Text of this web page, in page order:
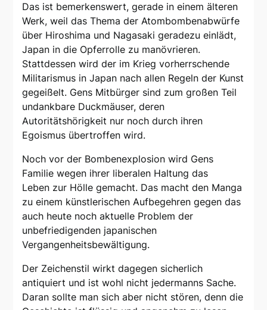
Das ist bemerkenswert, gerade in einem älteren
Werk, weil das Thema der Atombombenabwürfe
über Hiroshima und Nagasaki geradezu einlädt,
Japan in die Opferrolle zu manövrieren.
Stattdessen wird der im Krieg vorherrschende
Militarismus in Japan nach allen Regeln der Kunst
gegeißelt. Gens Mitbürger sind zum großen Teil
undankbare Duckmäuser, deren
Autoritätshörigkeit nur noch durch ihren
Egoismus übertroffen wird.
Noch vor der Bombenexplosion wird Gens
Familie wegen ihrer liberalen Haltung das
Leben zur Hölle gemacht. Das macht den Manga
zu einem künstlerischen Aufbegehren gegen das
auch heute noch aktuelle Problem der
unbefriedigenden japanischen
Vergangenheitsbewältigung.
Der Zeichenstil wirkt dagegen sicherlich
antiquiert und ist wohl nicht jedermanns Sache.
Daran sollte man sich aber nicht stören, denn die